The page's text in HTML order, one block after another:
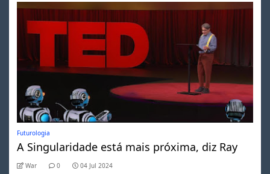
Futurologia
A Singularidade está mais próxima, diz Ray
War 0 04 Jul 2024